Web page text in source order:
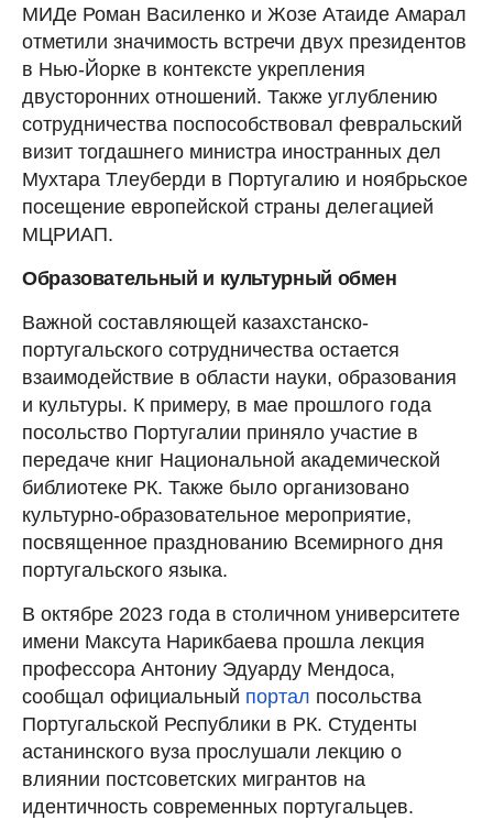
МИДе Роман Василенко и Жозе Атаиде Амарал
отметили значимость встречи двух президентов
в Нью-Йорке в контексте укрепления
двусторонних отношений. Также углублению
сотрудничества поспособствовал февральский
визит тогдашнего министра иностранных дел
Мухтара Тлеуберди в Португалию и ноябрьское
посещение европейской страны делегацией
МЦРИАП.
Образовательный и культурный обмен
Важной составляющей казахстанско-
португальского сотрудничества остается
взаимодействие в области науки, образования
и культуры. К примеру, в мае прошлого года
посольство Португалии приняло участие в
передаче книг Национальной академической
библиотеке РК. Также было организовано
культурно-образовательное мероприятие,
посвященное празднованию Всемирного дня
португальского языка.
В октябре 2023 года в столичном университете
имени Максута Нарикбаева прошла лекция
профессора Антониу Эдуарду Мендоса,
сообщал официальный портал посольства
Португальской Республики в РК. Студенты
астанинского вуза прослушали лекцию о
влиянии постсоветских мигрантов на
идентичность современных португальцев.